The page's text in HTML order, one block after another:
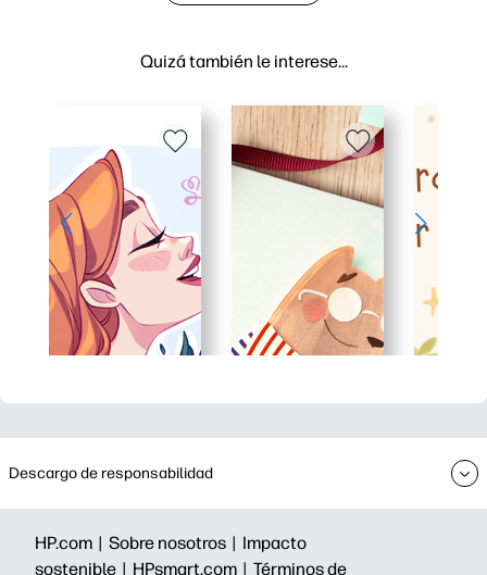
Quizá también le interese…
Descargo de responsabilidad
HP.com | Sobre nosotros | Impacto
sostenible | HPsmart.com | Términos de